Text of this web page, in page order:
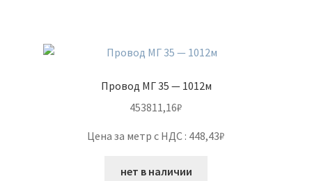
Провод МГ 35 — 1012м
453811,16₽
Цена за метр с НДС : 448,43₽
нет в наличии